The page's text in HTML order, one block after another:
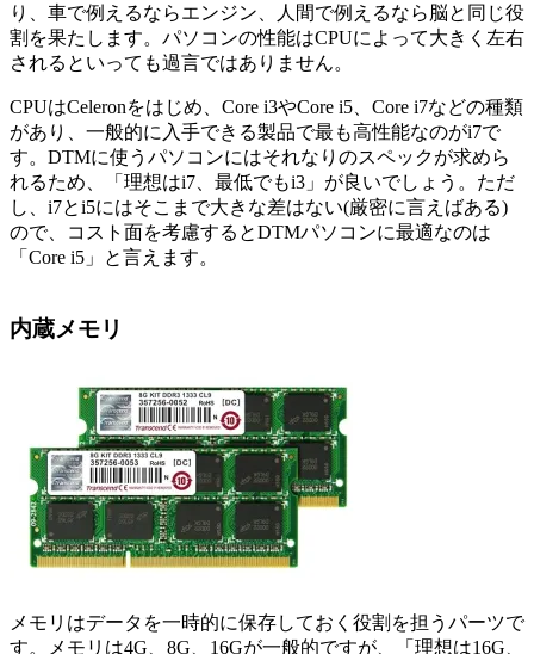
り、車で例えるならエンジン、人間で例えるなら脳と同じ役
割を果たします。パソコンの性能はCPUによって大きく左右
されるといっても過言ではありません。
CPUはCeleronをはじめ、Core i3やCore i5、Core i7などの種類
があり、一般的に入手できる製品で最も高性能なのがi7で
す。DTMに使うパソコンにはそれなりのスペックが求めら
れるため、「理想はi7、最低でもi3」が良いでしょう。ただ
し、i7とi5にはそこまで大きな差はない(厳密に言えばある)
ので、コスト面を考慮するとDTMパソコンに最適なのは
「Core i5」と言えます。
内蔵メモリ
メモリはデータを一時的に保存しておく役割を担うパーツで
す。メモリは4G、8G、16Gが一般的ですが、「理想は16G、